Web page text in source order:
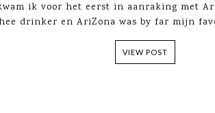
ik voor het eerst in aanraking met
drinker en AriZona was by far mijn
VIEW POST